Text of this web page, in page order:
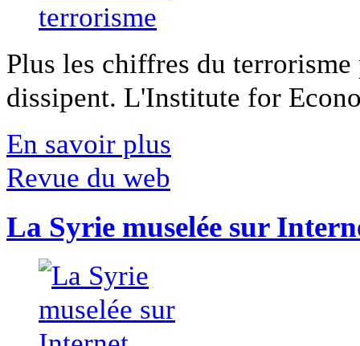
Plus les chiffres du
dissipent. L'Institute for
En savoir plus
Revue du web
La Syrie muselée sur